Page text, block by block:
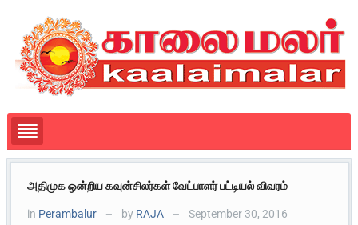
அதிமுக ஒன்றிய கவுன்சிலர்கள் வேட்பாளர் பட்டியல் விவரம்
in Perambalur — by RAJA — September 30, 2016